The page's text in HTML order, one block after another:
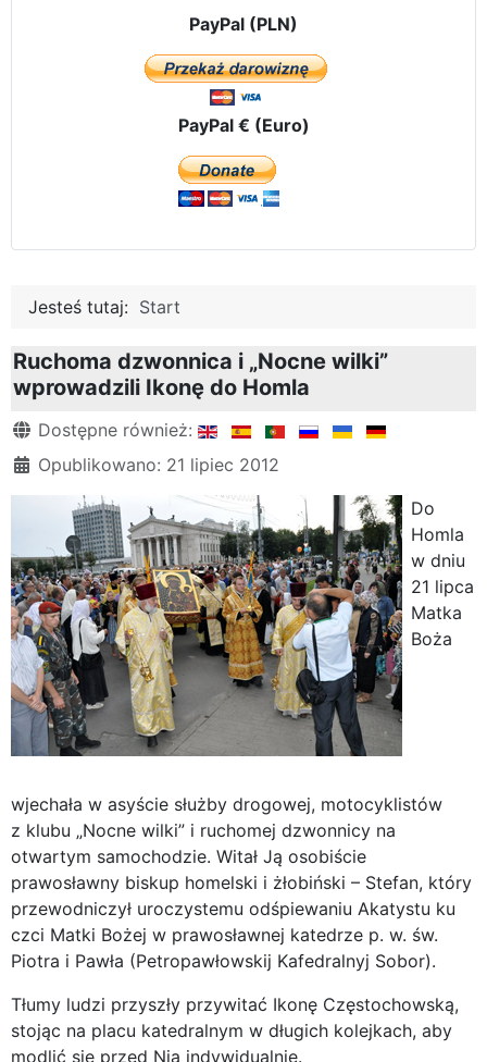
PayPal (PLN)
PayPal € (Euro)
Jesteś tutaj: Start
Ruchoma dzwonnica i „Nocne wilki”
wprowadzili Ikonę do Homla
Szczegóły
Dostępne również:
Opublikowano: 21 lipiec 2012
Do
Homla
w dniu
21 lipca
Matka
Boża
wjechała w asyście służby drogowej, motocyklistów
z klubu „Nocne wilki” i ruchomej dzwonnicy na
otwartym samochodzie. Witał Ją osobiście
prawosławny biskup homelski i żłobiński – Stefan, który
przewodniczył uroczystemu odśpiewaniu Akatystu ku
czci Matki Bożej w prawosławnej katedrze p. w. św.
Piotra i Pawła (Petropawłowskij Kafedralnyj Sobor).
Tłumy ludzi przyszły przywitać Ikonę Częstochowską,
stojąc na placu katedralnym w długich kolejkach, aby
modlić się przed Nią indywidualnie.